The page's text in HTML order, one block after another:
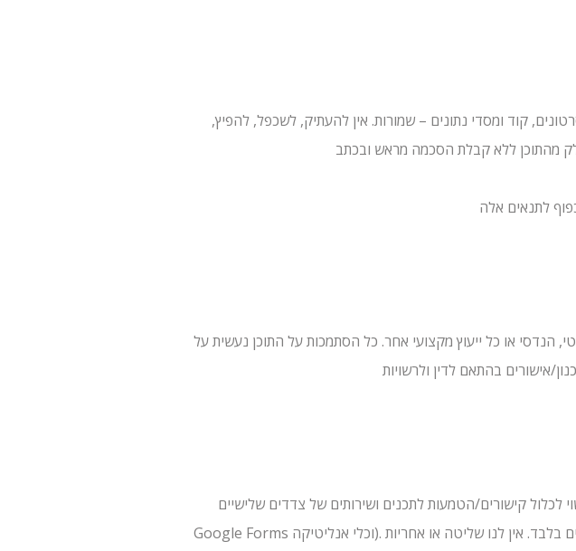
קוד ומסדי נתונים – שמורות. אין להעתיק, לשכפל, להפיץ,
הנדסי או כל ייעוץ מקצועי אחר. כל הסתמכות על התוכן נעשית על
הטמעות לתכנים ושירותים של צדדים שלישיים (לרבות ספקי תשלום, רשתות חברתיות, פלטפורמות וידאו/אודיו, טפסים כגון
Google Forms וכלי אנליטיקה). השימוש בשירותי צד שלישי כפוף לתנאים ולמדיניות הפרטיות של אותם צדדים שלישיים בלבד. אין לנו שליטה או אחריות